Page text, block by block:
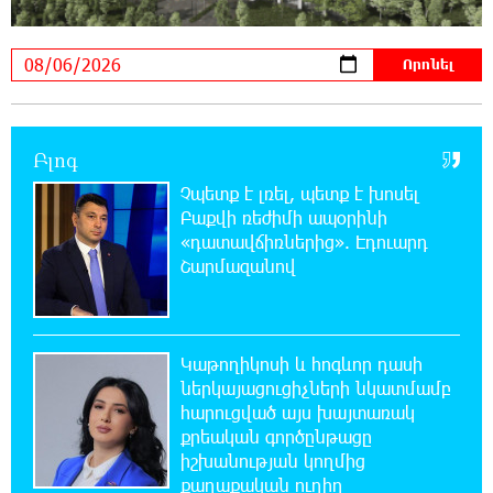
17:35:34 6-08-2026
Չպետք է լռել, պետք է խոսել Բաքվի ռեժիմի
Սամվել Կարապետյանը «ամբողջ
հայության խայտառակություն» է անվանել
Ամենայն Հայոց Կաթողիկոսի նկատմամբ
դատավարությունը
Մեր կրոնական զգացմունքների հետ խաղը
ունենալու է հետևանքներ․ Նարեկ
Կարապետյան
16:50:59 6-08-2026
Ռուսաստանի հետ խնդիրները պետք է
Բլոգ
Չպետք է լռել, պետք է խոսել
Բաքվի ռեժիմի ապօրինի
«դատավճիռներից». Էդուարդ
Շարմազանով
Կաթողիկոսի և հոգևոր դասի
ներկայացուցիչների նկատմամբ
հարուցված այս խայտառակ
քրեական գործընթացը
իշխանության կողմից
քաղաքական ուղիղ